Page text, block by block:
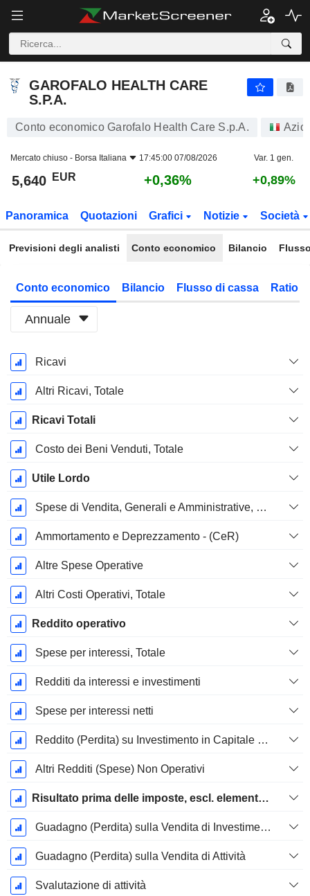
GAROFALO HEALTH CARE
S.P.A.
Conto economico Garofalo Health Care S.p.A.
Mercato chiuso - Borsa Italiana 17:45:00 07/08/2026 Var. 1 gen.
5,640 EUR +0,36% +0,89%
Panoramica Quotazioni Grafici Notizie Società
Previsioni degli analisti Conto economico Bilancio
Conto economico Bilancio Flusso di cassa Ratio
Annuale
Periodo
Fiscale:
Dicembre
Ricavi
Altri Ricavi, Totale
Ricavi Totali
Costo dei Beni Venduti, Totale
Utile Lordo
Spese di Vendita, Generali e Amministrative, Totale
Ammortamento e Deprezzamento - (CeR)
Altre Spese Operative
Altri Costi Operativi, Totale
Reddito operativo
Spese per interessi, Totale
Redditi da interessi e investimenti
Spese per interessi netti
Reddito (Perdita) su Investimento in Capitale Proprio.
Altri Redditi (Spese) Non Operativi
Risultato prima delle imposte, escl. elementi straordinari
Guadagno (Perdita) sulla Vendita di Investimenti
Guadagno (Perdita) sulla Vendita di Attività
Svalutazione di attività